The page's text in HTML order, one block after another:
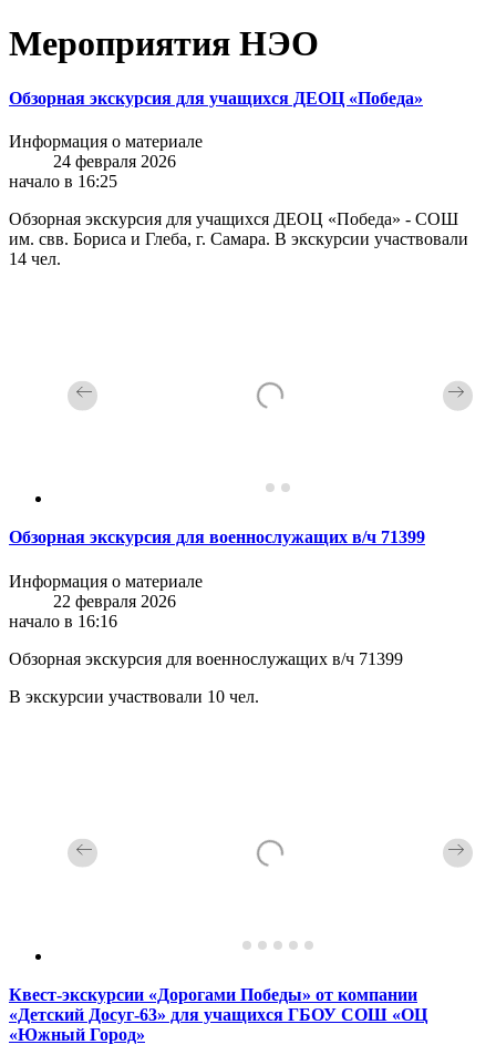
Мероприятия НЭО
Обзорная экскурсия для учащихся ДЕОЦ «Победа»
Информация о материале
24 февраля 2026
начало в 16:25
Обзорная экскурсия для учащихся ДЕОЦ «Победа» - СОШ
им. свв. Бориса и Глеба, г. Самара. В экскурсии участвовали
14 чел.
Обзорная экскурсия для военнослужащих в/ч 71399
Информация о материале
22 февраля 2026
начало в 16:16
Обзорная экскурсия для военнослужащих в/ч 71399
В экскурсии участвовали 10 чел.
Квест-экскурсии «Дорогами Победы» от компании
«Детский Досуг-63» для учащихся ГБОУ СОШ «ОЦ
«Южный Город»